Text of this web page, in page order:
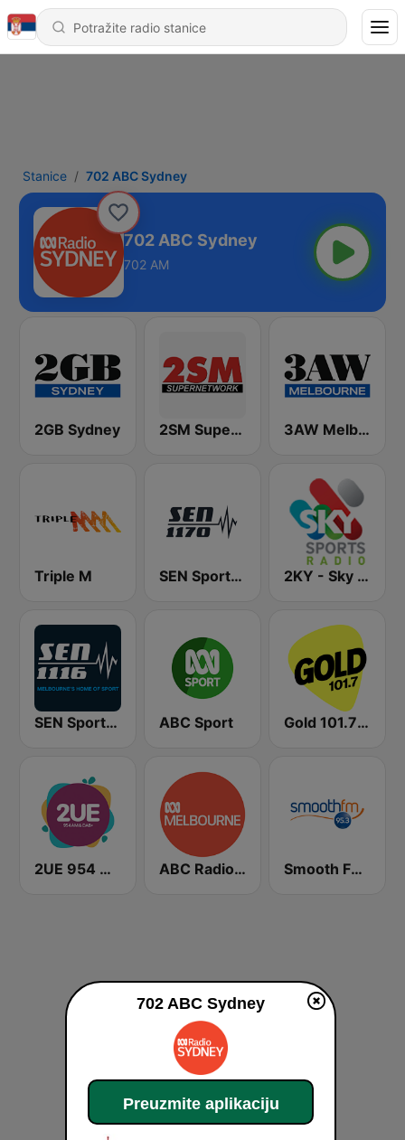
Stanice 702 ABC Sydney
702 ABC Sydney
702 AM
2GB Sydney 2SM Super Radio 3AW Melbourne
Triple M SEN Sports 1170 Sydney 2KY - Sky Sports Radio
SEN Sports 1116 AM ABC Sport Gold 101.7 FM
2UE 954 AM ABC Radio Melbourne Smooth FM 95.3 Sydney
702 ABC Sydney
Preuzmite aplikaciju